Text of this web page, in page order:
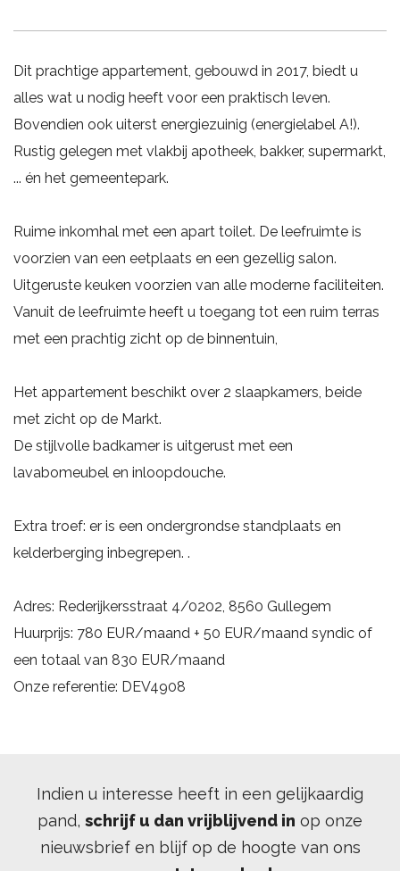
Dit prachtige appartement, gebouwd in 2017, biedt u
alles wat u nodig heeft voor een praktisch leven.
Bovendien ook uiterst energiezuinig (energielabel A!).
Rustig gelegen met vlakbij apotheek, bakker, supermarkt,
... én het gemeentepark.
Ruime inkomhal met een apart toilet. De leefruimte is
voorzien van een eetplaats en een gezellig salon.
Uitgeruste keuken voorzien van alle moderne faciliteiten.
Vanuit de leefruimte heeft u toegang tot een ruim terras
met een prachtig zicht op de binnentuin,
Het appartement beschikt over 2 slaapkamers, beide
met zicht op de Markt.
De stijlvolle badkamer is uitgerust met een
lavabomeubel en inloopdouche.
Extra troef: er is een ondergrondse standplaats en
kelderberging inbegrepen. .
Adres: Rederijkersstraat 4/0202, 8560 Gullegem
Huurprijs: 780 EUR/maand + 50 EUR/maand syndic of
een totaal van 830 EUR/maand
Onze referentie: DEV4908
Indien u interesse heeft in een gelijkaardig
pand, schrijf u dan vrijblijvend in op onze
nieuwsbrief en blijf op de hoogte van ons